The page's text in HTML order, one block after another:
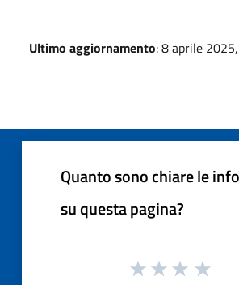
Ultimo aggiornamento: 8 aprile
Quanto sono chiare le
su questa pagina?